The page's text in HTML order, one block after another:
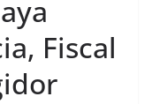
Fiscal